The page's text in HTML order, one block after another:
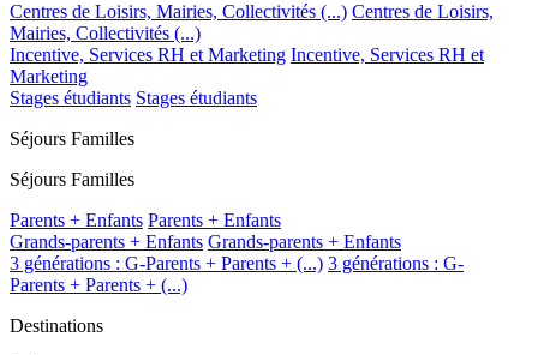
Centres de Loisirs, Mairies, Collectivités (...) Centres de Loisirs,
Mairies, Collectivités (...)
Incentive, Services RH et Marketing Incentive, Services RH et
Marketing
Stages étudiants Stages étudiants
Séjours Familles
Séjours Familles
Parents + Enfants Parents + Enfants
Grands-parents + Enfants Grands-parents + Enfants
3 générations : G-Parents + Parents + (...) 3 générations : G-
Parents + Parents + (...)
Destinations